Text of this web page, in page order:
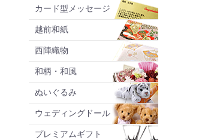
カード型メッセージ
越前和紙
西陣織物
和柄・和風
ぬいぐるみ
ウェディングドール
プレミアムギフト